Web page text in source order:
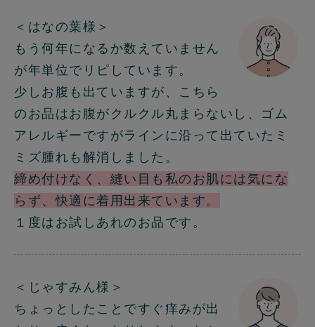
＜はなの葉様＞
もう何年になるか数えていません
が年単位でリピしています。
少しお腹も出ていますが、こちら
のお品はお腹がクルクル丸まらないし、ゴム
アレルギーですがラインに沿って出ていたミ
ミズ腫れも解消しました。
締め付けなく、縫い目も私のお肌には気にな
らず、快適に着用出来ています。
１度はお試しあれのお品です。
＜じゃすみん様＞
ちょっとしたことですぐ痒みが出